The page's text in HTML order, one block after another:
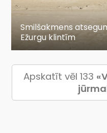
Smilšakmens
Ežurgu klintīm
Apskatīt vēl 133